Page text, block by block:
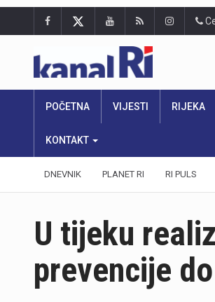
POČETNA VIJESTI RIJEKA
KONTAKT
DNEVNIK PLANET RI RI PULS
U tijeku
prevencije